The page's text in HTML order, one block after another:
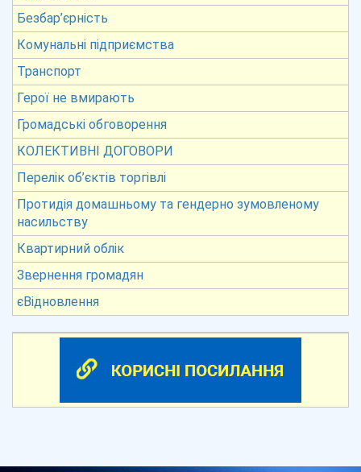
Безбар’єрність
Комунальні підприємства
Транспорт
Герої не вмирають
Громадські обговорення
КОЛЕКТИВНІ ДОГОВОРИ
Перелік об’єктів торгівлі
Протидія домашньому та гендерно зумовленому
насильству
Квартирний облік
Звернення громадян
єВідновлення